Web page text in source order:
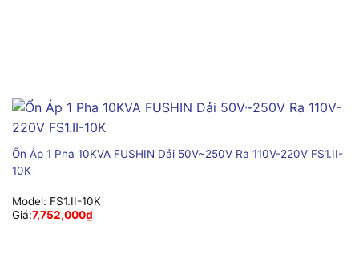
Ổn Áp 1 Pha 10KVA FUSHIN Dải 50V~250V Ra 110V-220V FS1.II-
10K
Model: FS1.II-10K
Giá:7,752,000₫